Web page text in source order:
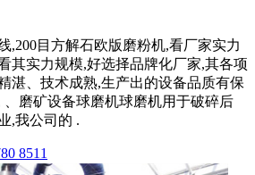
,200目方解石欧版磨粉机,看厂家实力
其实力规模,好选择品牌化厂家,其各项
湛、技术成熟,生产出的设备品质有保
、磨矿设备球磨机球磨机用于破碎后
,我公司的 .
8511